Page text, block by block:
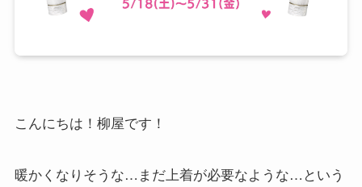
こんにちは！柳屋です！
暖かくなりそうな…まだ上着が必要なような…という